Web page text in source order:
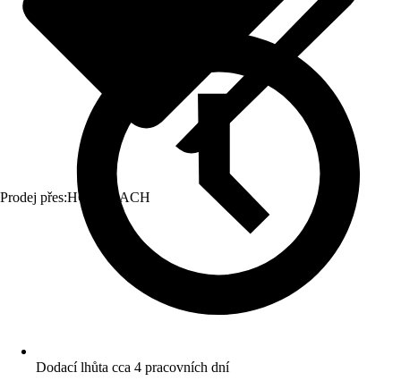
Prodej přes:HORNBACH
Dodací lhůta cca 4 pracovních dní